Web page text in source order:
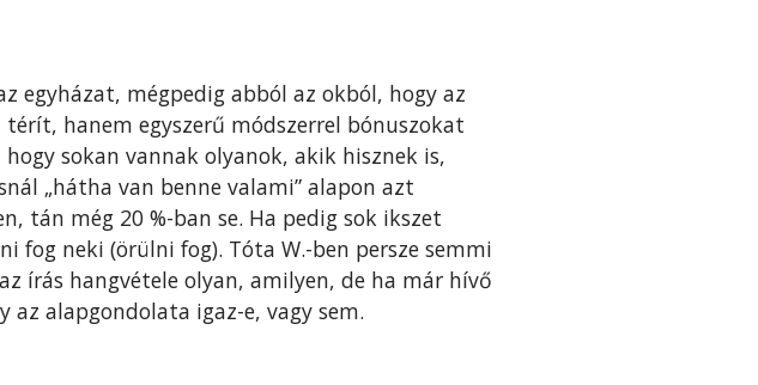
egyházat, mégpedig abból az okból, hogy az
hanem egyszerű módszerrel bónuszokat
sokan vannak olyanok, akik hisznek is,
„hátha van benne valami” alapon azt
tán még 20 %-ban se. Ha pedig sok ikszet
fog neki (örülni fog). Tóta W.-ben persze semmi
írás hangvétele olyan, amilyen, de ha már hívő
az alapgondolata igaz-e, vagy sem.